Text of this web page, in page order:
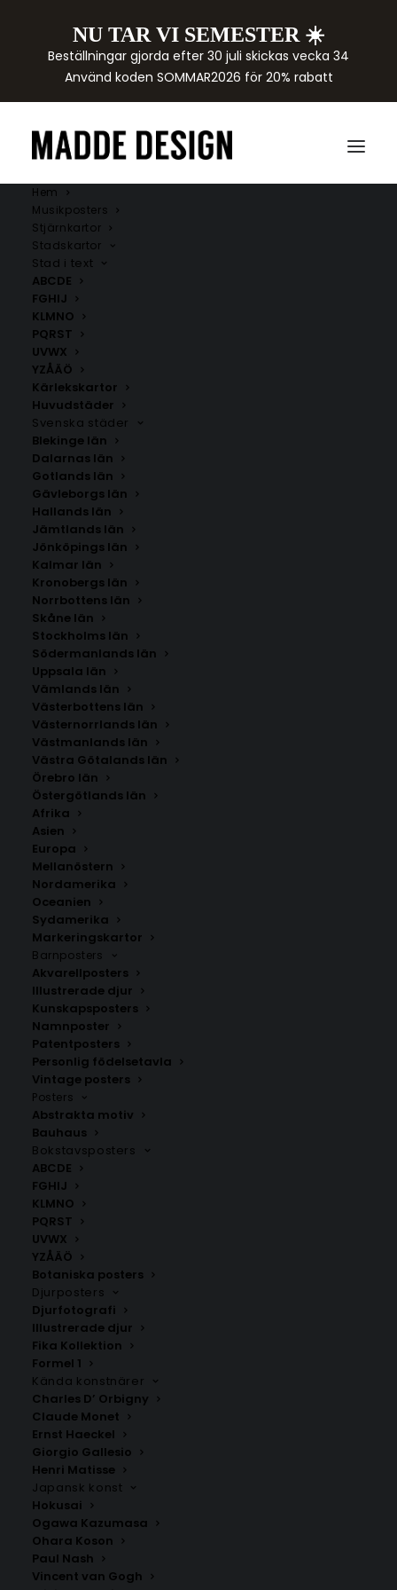
NU TAR VI SEMESTER ☀️
Beställningar gjorda efter 30 juli skickas vecka 34
Använd koden SOMMAR2026 för 20% rabatt
Hem
Musikposters
Stjärnkartor
Stadskartor
Stad i text
ABCDE
FGHIJ
KLMNO
PQRST
UVWX
YZÅÄÖ
Kärlekskartor
Huvudstäder
Svenska städer
Blekinge län
Dalarnas län
Gotlands län
Gävleborgs län
Hallands län
Jämtlands län
Jönköpings län
Kalmar län
Kronobergs län
Norrbottens län
Skåne län
Stockholms län
Södermanlands län
Uppsala län
Vämlands län
Västerbottens län
Västernorrlands län
Västmanlands län
Västra Götalands län
Örebro län
Östergötlands län
Afrika
Asien
Europa
Mellanöstern
Nordamerika
Oceanien
Sydamerika
Markeringskartor
Barnposters
Akvarellposters
Illustrerade djur
Kunskapsposters
Namnposter
Patentposters
Personlig födelsetavla
Vintage posters
Posters
Abstrakta motiv
Bauhaus
Bokstavsposters
ABCDE
FGHIJ
KLMNO
PQRST
UVWX
YZÅÄÖ
Botaniska posters
Djurposters
Djurfotografi
Illustrerade djur
Fika Kollektion
Formel 1
Kända konstnärer
Charles D’ Orbigny
Claude Monet
Ernst Haeckel
Giorgio Gallesio
Henri Matisse
Japansk konst
Hokusai
Ogawa Kazumasa
Ohara Koson
Paul Nash
Vincent van Gogh
Tanums kommun
Här hittar du handritade kartor över städer i Tanums
kommun. Om du inte hittar staden som du letar
efter kan du
SÖK AFFISCHER
Sök
efter:
Bullaren
Fr. 200.00
Hamburgsund
Fr.200.00